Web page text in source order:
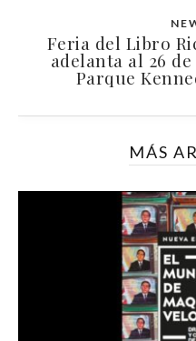
Feria del Libro
adelanta al 26
Parque
MÁS